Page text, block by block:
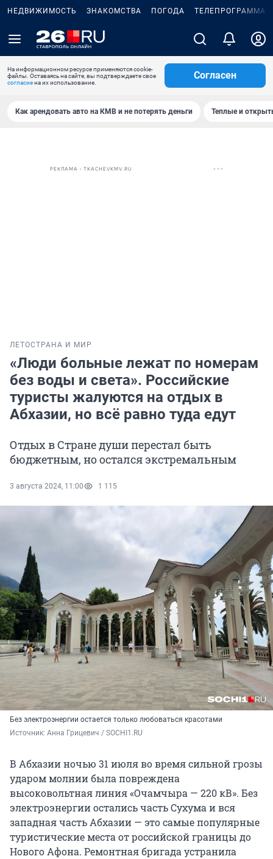
НЕДВИЖИМОСТЬ ЗНАКОМСТВА ПОГОДА ТЕЛЕПРОГРАММА
На информационном ресурсе применяются cookie-
файлы. Оставаясь на сайте, вы подтверждаете свое
согласиена их использование.
Согласен
Как арендовать авто на КМВ и не потерять деньги Теплые и
РЕКЛАМА • TKACHEVKMV.RU
ЛЕТОСТРАНА И МИР
«Люди больные лежат по номерам
без воды и света». Российские
туристы жалуются на отдых в
Абхазии, но всё равно туда едут
Отдых в Стране души перестал быть
бюджетным, но остался экстремальным
3 августа 2024, 11:00 1 115
Без электроэнергии остается только любоваться красотами
Источник: Анна Грицевич / SOCHI1.RU
В Абхазии ночью 31 июля во время сильной грозы
ударом молнии была повреждена
высоковольтная линия «Очамчыра — 220 кВ». Без
электроэнергии остались часть Сухума и вся
западная часть Абхазии — это самые популярные
туристические места от российской границы до
Нового Афона. Ремонтная бригада устранила